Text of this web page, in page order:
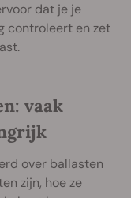
dat je je
controleert en zet
vaak
over ballasten
zijn, hoe ze